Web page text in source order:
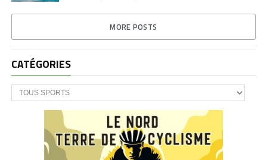
MORE POSTS
CATÉGORIES
CATÉGORIES